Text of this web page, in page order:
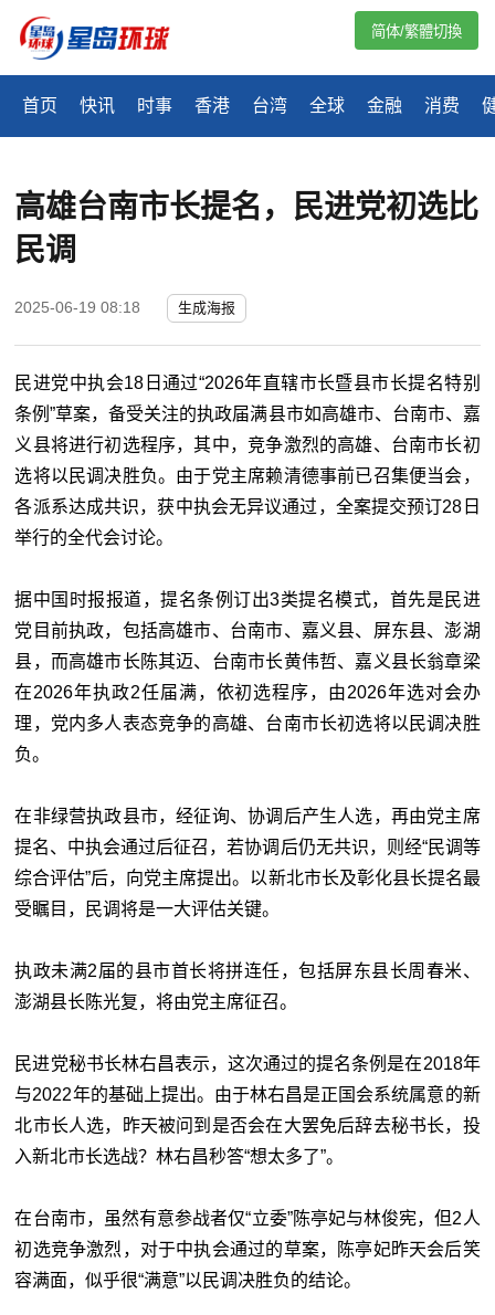
首页 快讯 时事 香港 台湾 全球 金融 消费
简体/繁體切換
高雄台南市长提名，民进党初选比
民调
2025-06-19 08:18 生成海报
民进党中执会18日通过“2026年直辖市长暨县市长提名特别
条例”草案，备受关注的执政届满县市如高雄市、台南市、嘉
义县将进行初选程序，其中，竞争激烈的高雄、台南市长初
选将以民调决胜负。由于党主席赖清德事前已召集便当会，
各派系达成共识，获中执会无异议通过，全案提交预订28日
举行的全代会讨论。
据中国时报报道，提名条例订出3类提名模式，首先是民进
党目前执政，包括高雄市、台南市、嘉义县、屏东县、澎湖
县，而高雄市长陈其迈、台南市长黄伟哲、嘉义县长翁章梁
在2026年执政2任届满，依初选程序，由2026年选对会办
理，党内多人表态竞争的高雄、台南市长初选将以民调决胜
负。
在非绿营执政县市，经征询、协调后产生人选，再由党主席
提名、中执会通过后征召，若协调后仍无共识，则经“民调等
综合评估”后，向党主席提出。以新北市长及彰化县长提名最
受瞩目，民调将是一大评估关键。
执政未满2届的县市首长将拼连任，包括屏东县长周春米、
澎湖县长陈光复，将由党主席征召。
民进党秘书长林右昌表示，这次通过的提名条例是在2018年
与2022年的基础上提出。由于林右昌是正国会系统属意的新
北市长人选，昨天被问到是否会在大罢免后辞去秘书长，投
入新北市长选战？林右昌秒答“想太多了”。
在台南市，虽然有意参战者仅“立委”陈亭妃与林俊宪，但2人
初选竞争激烈，对于中执会通过的草案，陈亭妃昨天会后笑
容满面，似乎很“满意”以民调决胜负的结论。